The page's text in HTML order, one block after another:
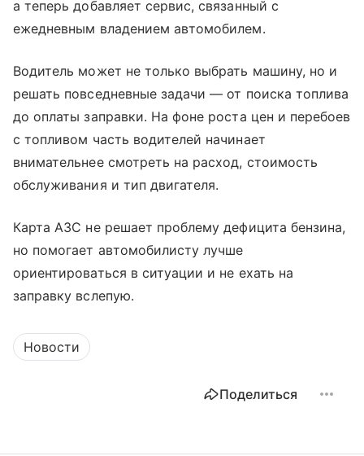
а теперь добавляет сервис, связанный с
ежедневным владением автомобилем.
Водитель может не только выбрать машину, но и
решать повседневные задачи — от поиска топлива
до оплаты заправки. На фоне роста цен и перебоев
с топливом часть водителей начинает
внимательнее смотреть на расход, стоимость
обслуживания и тип двигателя.
Карта АЗС не решает проблему дефицита бензина,
но помогает автомобилисту лучше
ориентироваться в ситуации и не ехать на
заправку вслепую.
Новости
Поделиться